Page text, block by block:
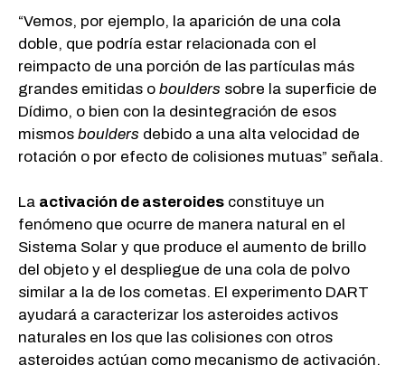
“Vemos, por ejemplo, la aparición de una cola
doble, que podría estar relacionada con el
reimpacto de una porción de las partículas más
grandes emitidas o boulders sobre la superficie de
Dídimo, o bien con la desintegración de esos
mismos boulders debido a una alta velocidad de
rotación o por efecto de colisiones mutuas” señala.
La activación de asteroides constituye un
fenómeno que ocurre de manera natural en el
Sistema Solar y que produce el aumento de brillo
del objeto y el despliegue de una cola de polvo
similar a la de los cometas. El experimento DART
ayudará a caracterizar los asteroides activos
naturales en los que las colisiones con otros
asteroides actúan como mecanismo de activación.